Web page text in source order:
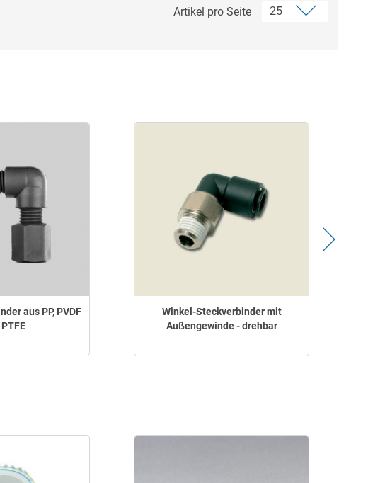
Artikel pro Seite
aus PP, PVDF
Winkel-Steckverbinder mit
Außengewinde - drehbar